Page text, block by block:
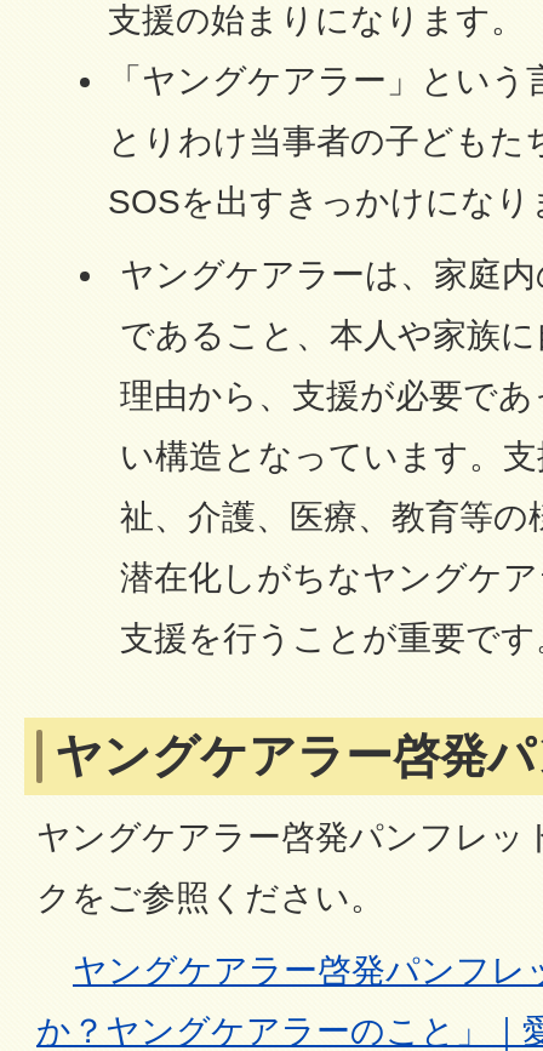
支援の始まりになります。
「ヤングケアラー」とい
とりわけ当事者の子ども
SOSを出すきっかけになり
ヤングケアラーは、家庭
であること、本人や家族
理由から、支援が必要で
い構造となっています。
祉、介護、医療、教育等
潜在化しがちなヤングケ
支援を行うことが重要です
ヤングケアラー啓発
ヤングケアラー啓発パンフレッ
クをご参照ください。
ヤングケアラー啓発パンフレ
か？ヤングケアラーのこと」｜